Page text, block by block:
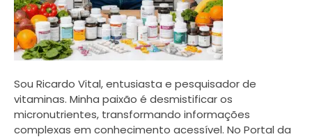
Sou Ricardo Vital, entusiasta e pesquisador de
vitaminas. Minha paixão é desmistificar os
micronutrientes, transformando informações
complexas em conhecimento acessível. No Portal da